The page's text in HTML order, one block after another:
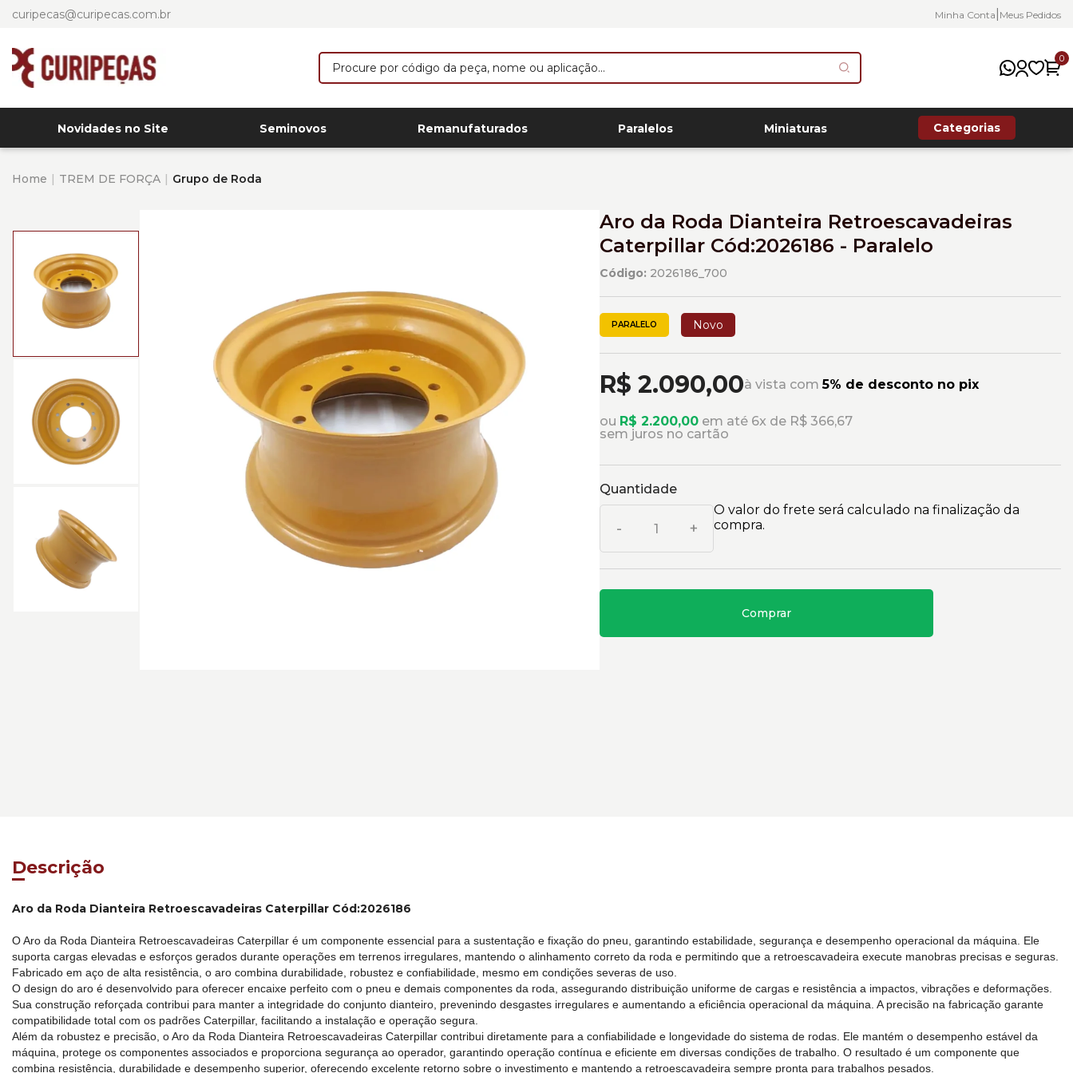
curipecas@curipecas.com.br Minha Conta Meus Pedidos
0
Novidades no Site Seminovos Remanufaturados Paralelos Miniaturas Categorias
Home TREM DE FORÇA Grupo de Roda
Aro da Roda Dianteira Retroescavadeiras
Caterpillar Cód:2026186 - Paralelo
Código: 2026186_700
PARALELO Novo
R$ 2.090,00à vista com5% de desconto no pix
ou R$ 2.200,00em até 6x de R$ 366,67
sem juros no cartão
Quantidade
- +
O valor do frete será calculado na finalização da
compra.
Comprar
Descrição
Aro da Roda Dianteira Retroescavadeiras Caterpillar Cód:2026186
O Aro da Roda Dianteira Retroescavadeiras Caterpillar é um componente essencial para a sustentação e fixação do pneu, garantindo estabilidade, segurança e desempenho operacional da máquina. Ele
suporta cargas elevadas e esforços gerados durante operações em terrenos irregulares, mantendo o alinhamento correto da roda e permitindo que a retroescavadeira execute manobras precisas e seguras.
Fabricado em aço de alta resistência, o aro combina durabilidade, robustez e confiabilidade, mesmo em condições severas de uso.
O design do aro é desenvolvido para oferecer encaixe perfeito com o pneu e demais componentes da roda, assegurando distribuição uniforme de cargas e resistência a impactos, vibrações e deformações.
Sua construção reforçada contribui para manter a integridade do conjunto dianteiro, prevenindo desgastes irregulares e aumentando a eficiência operacional da máquina. A precisão na fabricação garante
compatibilidade total com os padrões Caterpillar, facilitando a instalação e operação segura.
Além da robustez e precisão, o Aro da Roda Dianteira Retroescavadeiras Caterpillar contribui diretamente para a confiabilidade e longevidade do sistema de rodas. Ele mantém o desempenho estável da
máquina, protege os componentes associados e proporciona segurança ao operador, garantindo operação contínua e eficiente em diversas condições de trabalho. O resultado é um componente que
combina resistência, durabilidade e desempenho superior, oferecendo excelente retorno sobre o investimento e mantendo a retroescavadeira sempre pronta para trabalhos pesados.